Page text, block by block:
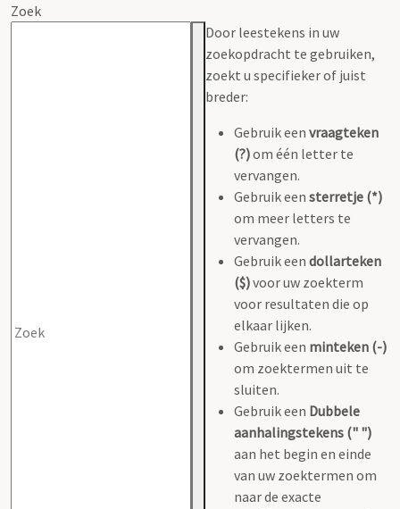
Zoek
Door leestekens in uw
zoekopdracht te gebruiken,
zoekt u specifieker of juist
breder:
Gebruik een vraagteken
(?)om één letter te
vervangen.
Gebruik een sterretje (*)
om meer letters te
vervangen.
Gebruik een dollarteken
($)voor uw zoekterm
voor resultaten die op
elkaar lijken.
Gebruik een minteken (-)
om zoektermen uit te
sluiten.
Gebruik een Dubbele
aanhalingstekens (" ")
aan het begin en einde
van uw zoektermen om
naar de exacte